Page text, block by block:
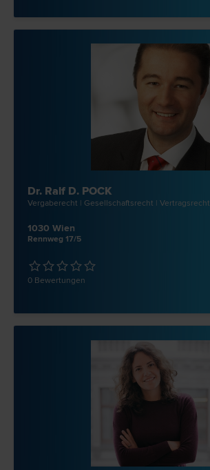
Dr. Ralf D. POCK
Vergabe­recht | Gesellschafts­recht | Vertrags­recht
1030 Wien
Rennweg 17/5
0 Bewertungen